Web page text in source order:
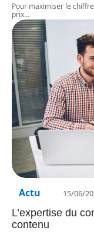
Pour maximiser le
prix…
Actu 15/06/
L’expertise du
contenu